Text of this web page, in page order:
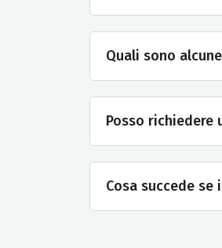
Quali sono
Posso richiedere
Cosa succede